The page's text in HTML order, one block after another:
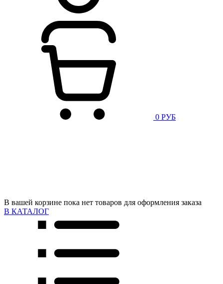
0 РУБ
В вашей корзине пока нет товаров для оформления заказа
В КАТАЛОГ